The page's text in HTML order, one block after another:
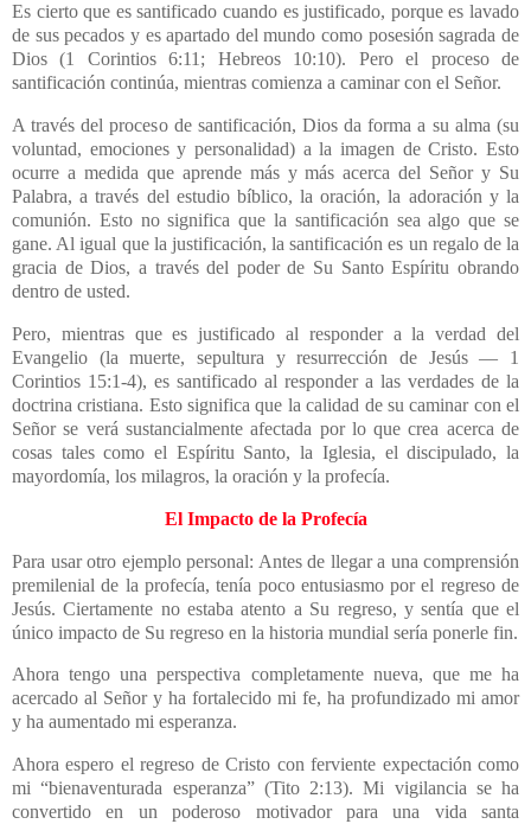
Es cierto que es santificado cuando es justificado, porque es lavado
de sus pecados y es apartado del mundo como posesión sagrada de
Dios (1 Corintios 6:11; Hebreos 10:10). Pero el proceso de
santificación continúa, mientras comienza a caminar con el Señor.
A través del proceso de santificación, Dios da forma a su alma (su
voluntad, emociones y personalidad) a la imagen de Cristo. Esto
ocurre a medida que aprende más y más acerca del Señor y Su
Palabra, a través del estudio bíblico, la oración, la adoración y la
comunión. Esto no significa que la santificación sea algo que se
gane. Al igual que la justificación, la santificación es un regalo de la
gracia de Dios, a través del poder de Su Santo Espíritu obrando
dentro de usted.
Pero, mientras que es justificado al responder a la verdad del
Evangelio (la muerte, sepultura y resurrección de Jesús — 1
Corintios 15:1-4), es santificado al responder a las verdades de la
doctrina cristiana. Esto significa que la calidad de su caminar con el
Señor se verá sustancialmente afectada por lo que crea acerca de
cosas tales como el Espíritu Santo, la Iglesia, el discipulado, la
mayordomía, los milagros, la oración y la profecía.
El Impacto de la Profecía
Para usar otro ejemplo personal: Antes de llegar a una comprensión
premilenial de la profecía, tenía poco entusiasmo por el regreso de
Jesús. Ciertamente no estaba atento a Su regreso, y sentía que el
único impacto de Su regreso en la historia mundial sería ponerle fin.
Ahora tengo una perspectiva completamente nueva, que me ha
acercado al Señor y ha fortalecido mi fe, ha profundizado mi amor
y ha aumentado mi esperanza.
Ahora espero el regreso de Cristo con ferviente expectación como
mi “bienaventurada esperanza” (Tito 2:13). Mi vigilancia se ha
convertido en un poderoso motivador para una vida santa